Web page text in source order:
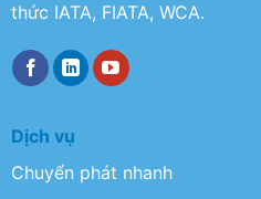
thức IATA, FIATA, WCA.
Dịch vụ
Chuyển phát nhanh